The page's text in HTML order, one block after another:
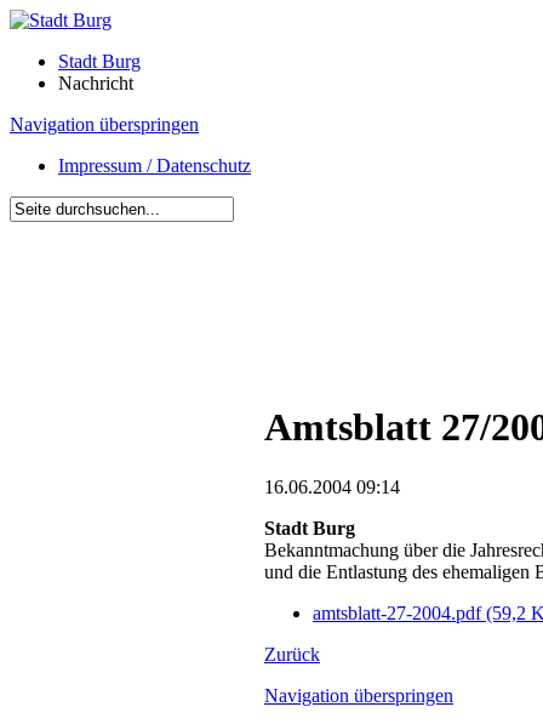
Stadt Burg
Nachricht
Navigation überspringen
Impressum / Datenschutz
Amtsblatt 27/
16.06.2004 09:14
Stadt Burg
Bekanntmachung über die
und die Entlastung des ehemaligen
amtsblatt-27-2004.pdf(59,2
Zurück
Navigation überspringen